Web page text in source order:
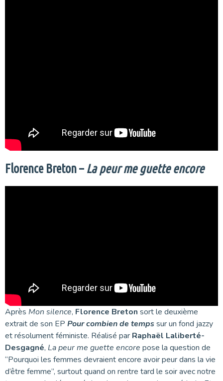
Florence Breton – La peur me guette encore
Après Mon silence, Florence Breton sort le deuxième
extrait de son EP Pour combien de tempssur un fond jazzy
et résolument féministe. Réalisé par Raphaël Laliberté-
Desgagné, La peur me guette encore pose la question de
“Pourquoi les femmes devraient encore avoir peur dans la vie
d’être femme”, surtout quand on rentre tard le soir avec notre